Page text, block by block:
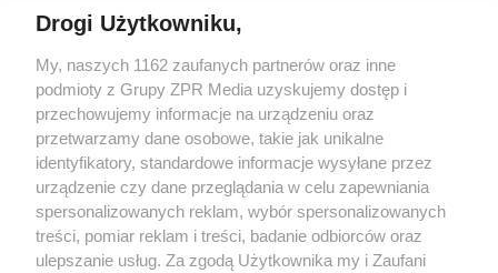
Żaden utwór zamieszczony w serwisie nie może być powielany i
rozpowszechniany lub dalej rozpowszechniany w jakikolwiek sposób (w
tym także elektroniczny lub mechaniczny) na jakimkolwiek polu
eksploatacji w jakiejkolwiek formie, włącznie z umieszczaniem w
Internecie bez pisemnej zgody właściciela praw. Jakiekolwiek użycie lub
wykorzystanie utworów w całości lub w części z naruszeniem prawa,
tzn. bez właściwej zgody, jest zabronione pod groźbą kary i może być
ścigane prawnie.
Drogi Użytkowniku,
My, naszych 1162 zaufanych partnerów oraz inne
podmioty z Grupy ZPR Media uzyskujemy dostęp i
przechowujemy informacje na urządzeniu oraz
przetwarzamy dane osobowe, takie jak unikalne
identyfikatory, standardowe informacje wysyłane przez
urządzenie czy dane przeglądania w celu zapewniania
spersonalizowanych reklam, wybór spersonalizowanych
treści, pomiar reklam i treści, badanie odbiorców oraz
ulepszanie usług. Za zgodą Użytkownika my i Zaufani